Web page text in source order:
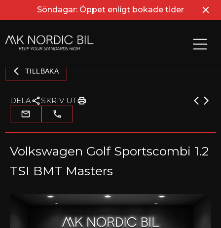
Söndagar: Öppet enligt bokade tider
TILLBAKA
DELA SKRIV UT
Volkswagen Golf Sportscombi 1.2
TSI BMT Masters